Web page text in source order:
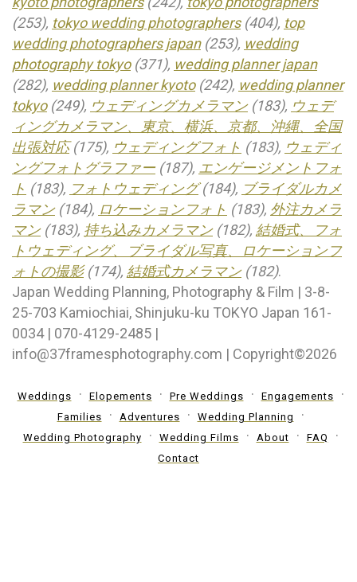
(253), tokyo wedding photographers(404), top
wedding photographers japan(253), wedding
photography tokyo(371), wedding planner japan
(282), wedding planner kyoto(242), wedding planner
tokyo(249), ウェディングカメラマン(183), ウェデ
ィングカメラマン、東京、横浜、京都、沖縄、全国
出張対応(175), ウェディングフォト (183), ウェディ
ングフォトグラファー(187), エンゲージメントフォ
ト (183), フォトウェディング(184), ブライダルカメ
ラマン(184), ロケーションフォト (183), 外注カメラ
マン(183), 持ち込みカメラマン(182), 結婚式、フォ
トウェディング、ブライダル写真、ロケーションフ
ォトの撮影(174), 結婚式カメラマン(182).
Japan Wedding Planning, Photography & Film | 3-8-
25-703 Kamiochiai, Shinjuku-ku TOKYO Japan 161-
0034 | 070-4129-2485 |
info@37framesphotography.com | Copyright©2026
Weddings Elopements Pre Weddings
Engagements
Families
Adventures
Wedding Planning
Wedding Photography
Wedding Films About
FAQ
Contact